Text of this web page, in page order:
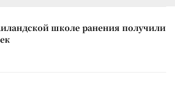
школе ранения получили